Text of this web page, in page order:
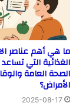
ما هي أهم عناصر
الغذائية التي
الصحة العامة
الأمراض؟
2025-08-17